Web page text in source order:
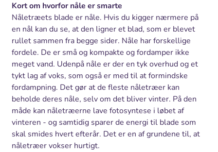
Kort om hvorfor nåle er smarte
Nåletræets blade er nåle. Hvis du kigger nærmere på
en nål kan du se, at den ligner et blad, som er blevet
rullet sammen fra begge sider. Nåle har forskellige
fordele. De er små og kompakte og fordamper ikke
meget vand. Udenpå nåle er der en tyk overhud og et
tykt lag af voks, som også er med til at formindske
fordampning. Det gør at de fleste nåletræer kan
beholde deres nåle, selv om det bliver vinter. På den
måde kan nåletræerne lave fotosyntese i løbet af
vinteren - og samtidig sparer de energi til blade som
skal smides hvert efterår. Det er en af grundene til, at
nåletræer vokser hurtigt.